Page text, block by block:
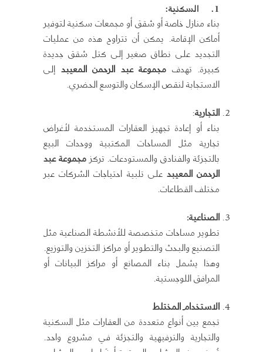
1. السكنية:
بناء منازل خاصة أو شقق أو مجمعات سكنية لتوفير
أماكن الإقامة. يمكن أن تتراوح هذه من عمليات
التجديد على نطاق صغير إلى كتل شقق جديدة
كبيرة. تهدف مجموعة عبد الرحمن المعيبد إلى
الاستجابة لنقص الإسكان والتوسع الحضري.
التجارية:
بناء أو إعادة تجهيز العقارات المستخدمة لأغراض
تجارية مثل المساحات المكتبية ووحدات البيع
بالتجزئة والفنادق والمستودعات. تركزمجموعة عبد
الرحمن المعيبد على تلبية احتياجات الشركات عبر
مختلف القطاعات.
الصناعية:
تطوير مساحات متخصصة للأنشطة الصناعية مثل
التصنيع والبحث والتطوير أو مراكز التخزين والتوزيع.
وهذا يشمل بناء المصانع أو مراكز البيانات أو
المرافق اللوجستية.
الاستخدام المختلط
تجمع بين أنواع متعددة من العقارات مثل السكنية
والتجارية والترفيهية والتجزئة في مشروع واحد.